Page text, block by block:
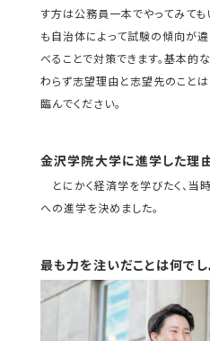
す方は公務員一本でやってみても
も自治体によって試験の傾向が違
べることで対策できます。基本的
わらず志望理由と志望先のこと
臨んでください。
金沢学院大学に進学した理
とにかく経済学を学びたく、当
への進学を決めました。
最も力を注いだことは何でし